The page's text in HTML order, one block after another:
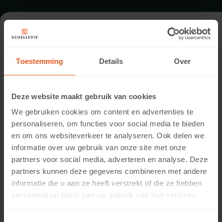
Toestemming Details Over
Deze website maakt gebruik van cookies
We gebruiken cookies om content en advertenties te
personaliseren, om functies voor social media te bieden
en om ons websiteverkeer te analyseren. Ook delen we
informatie over uw gebruik van onze site met onze
partners voor social media, adverteren en analyse. Deze
partners kunnen deze gegevens combineren met andere
informatie die u aan ze heeft verstrekt of die ze hebben
verzameld op basis van uw gebruik van hun services.
TERRASSE IN MALDEN
Architekt:
Ausführung:
Jaap Sterk
Standort:
Malden
Anwendung:
Terrasse
Produkte:
Grossformatplatte 120x120x7 Grau
Platte 60x60x5 Grau